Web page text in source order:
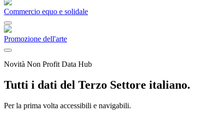
Commercio equo e solidale
Promozione dell'arte
Novità Non Profit Data Hub
Tutti i dati del Terzo Settore italiano.
Per la prima volta accessibili e navigabili.